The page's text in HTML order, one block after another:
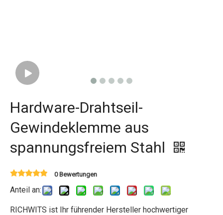
Hardware-Drahtseil-
Gewindeklemme aus
spannungsfreiem Stahl
0 Bewertungen
Anteil an:
RICHWITS ist Ihr führender Hersteller hochwertiger